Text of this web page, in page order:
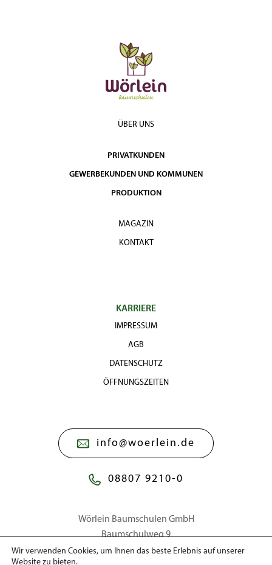
ÜBER UNS
PRIVATKUNDEN
GEWERBEKUNDEN UND KOMMUNEN
PRODUKTION
MAGAZIN
KONTAKT
KARRIERE
IMPRESSUM
AGB
DATENSCHUTZ
ÖFFNUNGSZEITEN
info@woerlein.de
08807 9210-0
Wörlein Baumschulen GmbH
Baumschulweg 9
86911 Dießen a. Ammersee
Wir verwenden Cookies, um Ihnen das beste Erlebnis auf unserer
Website zu bieten.